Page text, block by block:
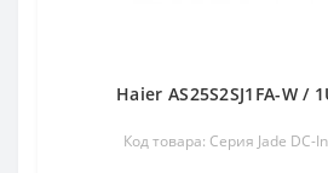
Haier AS25S2SJ1FA-W /
Код товара: Серия Jade DC-